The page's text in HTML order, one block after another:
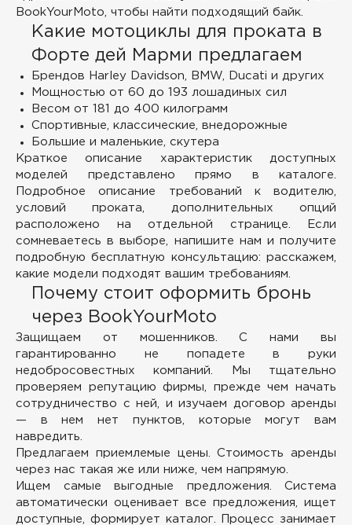
BookYourMoto, чтобы найти подходящий байк.
Какие мотоциклы для проката в
Форте дей Марми предлагаем
Брендов Harley Davidson, BMW, Ducati и других
Мощностью от 60 до 193 лошадиных сил
Весом от 181 до 400 килограмм
Спортивные, классические, внедорожные
Большие и маленькие, скутера
Краткое описание характеристик доступных
моделей представлено прямо в каталоге.
Подробное описание требований к водителю,
условий проката, дополнительных опций
расположено на отдельной странице. Если
сомневаетесь в выборе, напишите нам и получите
подробную бесплатную консультацию: расскажем,
какие модели подходят вашим требованиям.
Почему стоит оформить бронь
через BookYourMoto
Защищаем от мошенников.С нами вы
гарантированно не попадете в руки
недобросовестных компаний. Мы тщательно
проверяем репутацию фирмы, прежде чем начать
сотрудничество с ней, и изучаем договор аренды
— в нем нет пунктов, которые могут вам
навредить.
Предлагаем приемлемые цены.
Стоимость аренды
через нас такая же или ниже, чем напрямую.
Ищем самые выгодные предложения.
Система
автоматически оценивает все предложения, ищет
доступные, формирует каталог. Процесс занимает